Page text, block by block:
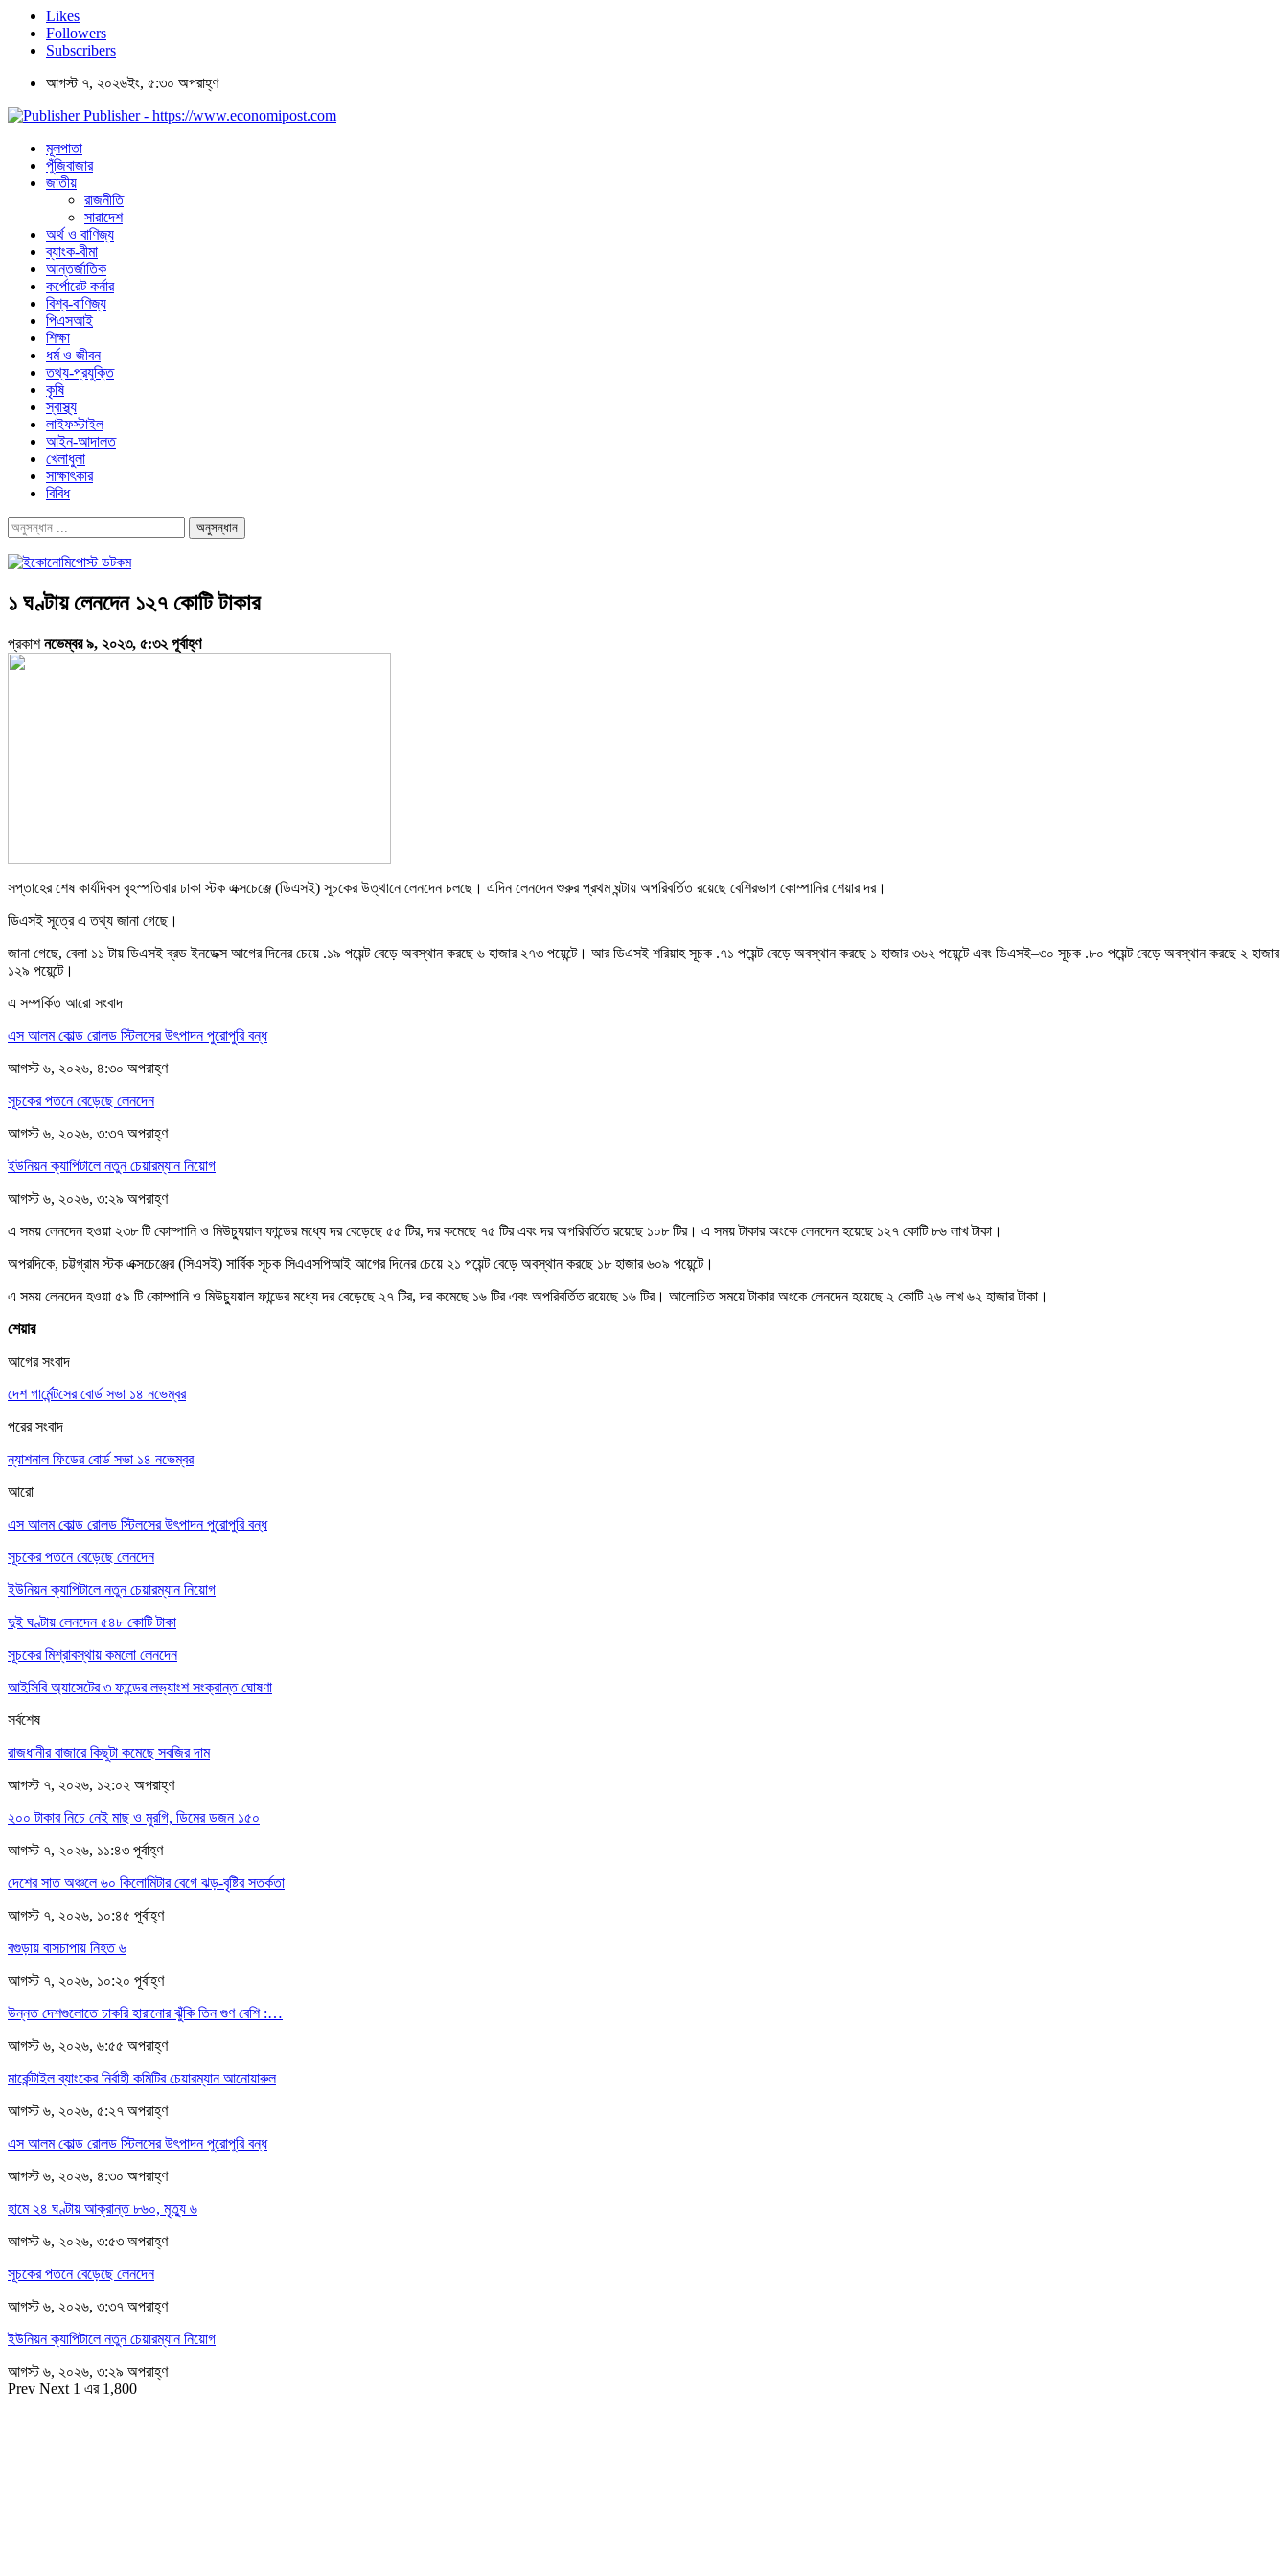
Likes
Followers
Subscribers
আগস্ট ৭, ২০২৬ইং, ৫:৩০ অপরাহ্ণ
Publisher - https://www.economipost.com
মূলপাতা
পুঁজিবাজার
জাতীয়
রাজনীতি
সারাদেশ
অর্থ ও বাণিজ্য
ব্যাংক-বীমা
আন্তর্জাতিক
কর্পোরেট কর্নার
বিশ্ব-বাণিজ্য
পিএসআই
শিক্ষা
ধর্ম ও জীবন
তথ্য-প্রযুক্তি
কৃষি
স্বাস্থ্য
লাইফস্টাইল
আইন-আদালত
খেলাধুলা
সাক্ষাৎকার
বিবিধ
১ ঘণ্টায় লেনদেন ১২৭ কোটি টাকার
প্রকাশনভেম্বর ৯, ২০২৩, ৫:৩২ পূর্বাহ্ণ
সপ্তাহের শেষ কার্যদিবস বৃহস্পতিবার ঢাকা স্টক এক্সচেঞ্জে (ডিএসই) সূচকের উত্থানে লেনদেন চলছে। এদিন লেনদেন শুরুর প্রথম ঘন্টায় অপরিবর্তিত রয়েছে বেশিরভাগ কোম্পানির শেয়ার দর।
ডিএসই সূত্রে এ তথ্য জানা গেছে।
জানা গেছে, বেলা ১১ টায় ডিএসই ব্রড ইনডেক্স আগের দিনের চেয়ে .১৯ পয়েন্ট বেড়ে অবস্থান করছে ৬ হাজার ২৭৩ পয়েন্টে। আর ডিএসই শরিয়াহ সূচক .৭১ পয়েন্ট বেড়ে অবস্থান করছে ১ হাজার ৩৬২ পয়েন্টে এবং ডিএসই–৩০ সূচক .৮০ পয়েন্ট বেড়ে অবস্থান করছে ২ হাজার
১২৯ পয়েন্টে।
এ সম্পর্কিত আরো সংবাদ
এস আলম কোল্ড রোলড স্টিলসের উৎপাদন পুরোপুরি বন্ধ
আগস্ট ৬, ২০২৬, ৪:৩০ অপরাহ্ণ
সূচকের পতনে বেড়েছে লেনদেন
আগস্ট ৬, ২০২৬, ৩:৩৭ অপরাহ্ণ
ইউনিয়ন ক্যাপিটালে নতুন চেয়ারম্যান নিয়োগ
আগস্ট ৬, ২০২৬, ৩:২৯ অপরাহ্ণ
এ সময় লেনদেন হওয়া ২৩৮ টি কোম্পানি ও মিউচ্যুয়াল ফান্ডের মধ্যে দর বেড়েছে ৫৫ টির, দর কমেছে ৭৫ টির এবং দর অপরিবর্তিত রয়েছে ১০৮ টির। এ সময় টাকার অংকে লেনদেন হয়েছে ১২৭ কোটি ৮৬ লাখ টাকা।
অপরদিকে, চট্টগ্রাম স্টক এক্সচেঞ্জের (সিএসই) সার্বিক সূচক সিএএসপিআই আগের দিনের চেয়ে ২১ পয়েন্ট বেড়ে অবস্থান করছে ১৮ হাজার ৬০৯ পয়েন্টে।
এ সময় লেনদেন হওয়া ৫৯ টি কোম্পানি ও মিউচ্যুয়াল ফান্ডের মধ্যে দর বেড়েছে ২৭ টির, দর কমেছে ১৬ টির এবং অপরিবর্তিত রয়েছে ১৬ টির। আলোচিত সময়ে টাকার অংকে লেনদেন হয়েছে ২ কোটি ২৬ লাখ ৬২ হাজার টাকা।
শেয়ার
আগের সংবাদ
দেশ গার্মেন্টসের বোর্ড সভা ১৪ নভেম্বর
পরের সংবাদ
ন্যাশনাল ফিডের বোর্ড সভা ১৪ নভেম্বর
আরো
এস আলম কোল্ড রোলড স্টিলসের উৎপাদন পুরোপুরি বন্ধ
সূচকের পতনে বেড়েছে লেনদেন
ইউনিয়ন ক্যাপিটালে নতুন চেয়ারম্যান নিয়োগ
দুই ঘণ্টায় লেনদেন ৫৪৮ কোটি টাকা
সূচকের মিশ্রাবস্থায় কমলো লেনদেন
আইসিবি অ্যাসেটের ৩ ফান্ডের লভ্যাংশ সংক্রান্ত ঘোষণা
সর্বশেষ
রাজধানীর বাজারে কিছুটা কমেছে সবজির দাম
আগস্ট ৭, ২০২৬, ১২:০২ অপরাহ্ণ
২০০ টাকার নিচে নেই মাছ ও মুরগি, ডিমের ডজন ১৫০
আগস্ট ৭, ২০২৬, ১১:৪৩ পূর্বাহ্ণ
দেশের সাত অঞ্চলে ৬০ কিলোমিটার বেগে ঝড়-বৃষ্টির সতর্কতা
আগস্ট ৭, ২০২৬, ১০:৪৫ পূর্বাহ্ণ
বগুড়ায় বাসচাপায় নিহত ৬
আগস্ট ৭, ২০২৬, ১০:২০ পূর্বাহ্ণ
উন্নত দেশগুলোতে চাকরি হারানোর ঝুঁকি তিন গুণ বেশি :…
আগস্ট ৬, ২০২৬, ৬:৫৫ অপরাহ্ণ
মার্কেন্টাইল ব্যাংকের নির্বাহী কমিটির চেয়ারম্যান আনোয়ারুল
আগস্ট ৬, ২০২৬, ৫:২৭ অপরাহ্ণ
এস আলম কোল্ড রোলড স্টিলসের উৎপাদন পুরোপুরি বন্ধ
আগস্ট ৬, ২০২৬, ৪:৩০ অপরাহ্ণ
হামে ২৪ ঘণ্টায় আক্রান্ত ৮৬০, মৃত্যু ৬
আগস্ট ৬, ২০২৬, ৩:৫৩ অপরাহ্ণ
সূচকের পতনে বেড়েছে লেনদেন
আগস্ট ৬, ২০২৬, ৩:৩৭ অপরাহ্ণ
ইউনিয়ন ক্যাপিটালে নতুন চেয়ারম্যান নিয়োগ
আগস্ট ৬, ২০২৬, ৩:২৯ অপরাহ্ণ
Prev Next 1 এর 1,800